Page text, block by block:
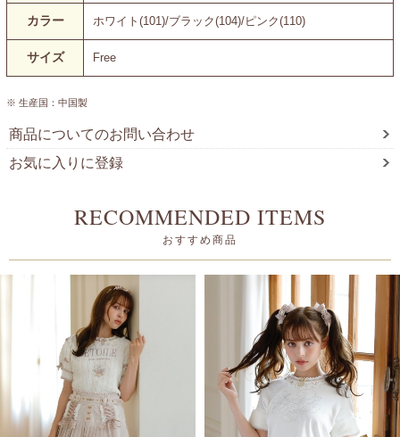
カラー ホワイト(101)/ブラック(104)/ピンク(110)
サイズ Free
※ 生産国：中国製
商品についてのお問い合わせ
お気に入りに登録
RECOMMENDED ITEMS
おすすめ商品